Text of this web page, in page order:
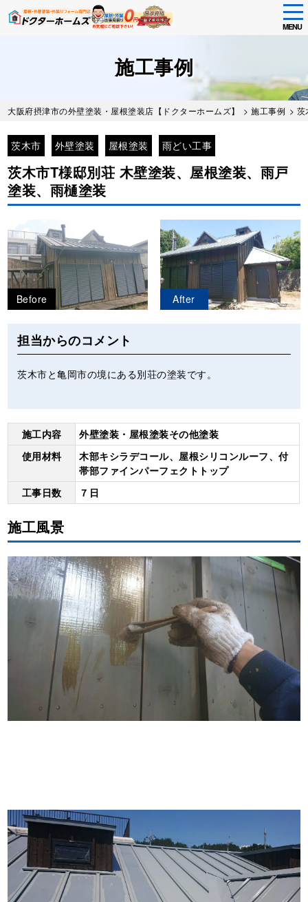
MENU
施工事例
大阪府摂津市の外壁塗装・屋根塗装店【ドクターホームズ】 >施工事例 > 茨
茨木市 外壁塗装 屋根塗装 雨どい工事
茨木市T様邸別荘 木壁塗装、屋根塗装、雨戸
塗装、雨樋塗装
Before After
担当からのコメント
茨木市と亀岡市の境にある別荘の塗装です。
施工内容
外壁塗装・屋根塗装その他塗装
使用材料
木部キシラデコール、屋根シリコンルーフ、付
帯部ファインパーフェクトトップ
工事日数
７日
施工風景